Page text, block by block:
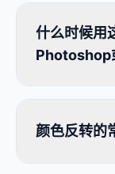
什么时候用
Photoshop
颜色反转的